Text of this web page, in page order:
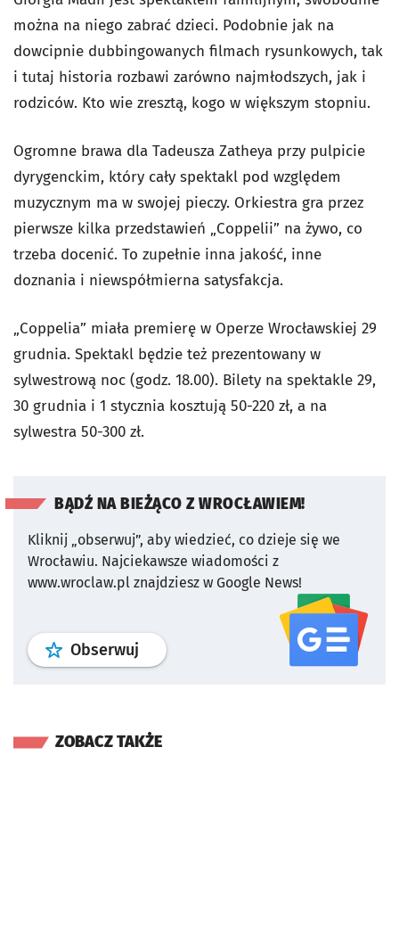
można na niego zabrać dzieci. Podobnie jak na
dowcipnie dubbingowanych filmach rysunkowych, tak
i tutaj historia rozbawi zarówno najmłodszych, jak i
rodziców. Kto wie zresztą, kogo w większym stopniu.
Ogromne brawa dla Tadeusza Zatheya przy pulpicie
dyrygenckim, który cały spektakl pod względem
muzycznym ma w swojej pieczy. Orkiestra gra przez
pierwsze kilka przedstawień „Coppelii” na żywo, co
trzeba docenić. To zupełnie inna jakość, inne
doznania i niewspółmierna satysfakcja.
„Coppelia” miała premierę w Operze Wrocławskiej 29
grudnia. Spektakl będzie też prezentowany w
sylwestrową noc (godz. 18.00). Bilety na spektakle 29,
30 grudnia i 1 stycznia kosztują 50-220 zł, a na
sylwestra 50-300 zł.
BĄDŹ NA BIEŻĄCO Z WROCŁAWIEM!
Kliknij „obserwuj”, aby wiedzieć, co dzieje się we
Wrocławiu. Najciekawsze wiadomości z
www.wroclaw.pl znajdziesz w Google News!
Obserwuj profil serwisu
ZOBACZ TAKŻE